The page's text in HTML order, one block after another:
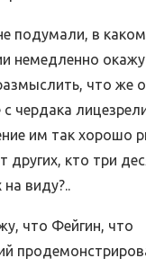
подумали, в каком
немедленно
что же
с чердака
им так хорошо
других, кто три
на виду?..
что Фейгин, что